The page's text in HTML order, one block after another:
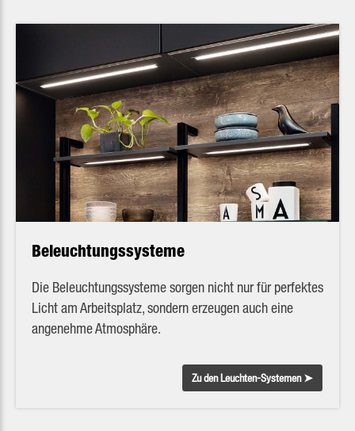
Beleuchtungssysteme
Die Beleuchtungssysteme sorgen nicht nur für perfektes
Licht am Arbeitsplatz, sondern erzeugen auch eine
angenehme Atmosphäre.
Zu den Leuchten-Systemen ➤